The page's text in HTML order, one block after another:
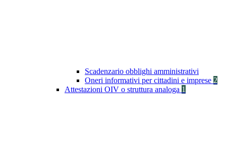
Scadenzario obblighi amministrativi
Oneri informativi per cittadini e imprese 2
Attestazioni OIV o struttura analoga 1